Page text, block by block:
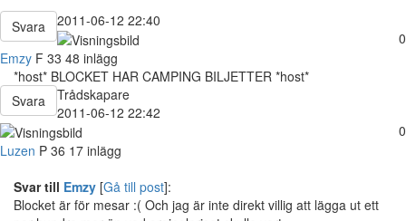
Svara
2011-06-12 22:40
0
Emzy F 33 48 inlägg
*host* BLOCKET HAR CAMPING BILJETTER *host*
Svara
Trådskapare
2011-06-12 22:42
0
Luzen P 36 17 inlägg
Svar till Emzy [Gå till post]:
Blocket är för mesar :( Och jag är inte direkt villig att lägga ut ett